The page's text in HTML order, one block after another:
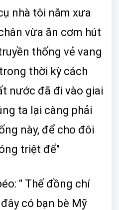
nhà tôi năm xưa
vừa ăn cơm hút
thống vẻ vang
thời kỳ cách
nước đã đi vào giai
ta lại càng phải
này, để cho đôi
triệt để"
" Thế đồng chí
có bạn bè Mỹ